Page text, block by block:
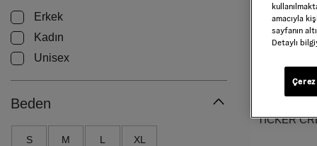
Erkek
Kadın
Unisex
Beden
S M L XL
TICKER
amacıyla
sayfanın
Detaylı
Çerez